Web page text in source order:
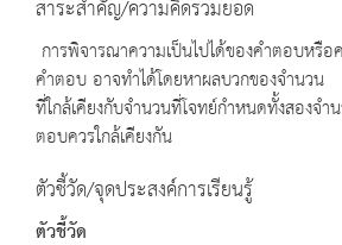
สาระสำคัญ/ความคิดรวมยอด
การพิจารณาความเป็นไปได้ของคำตอบหรื
คำตอบ อาจทำได้โดยหาผลบวกของจำนวน
ที่ใกล้เคียงกับจำนวนที่โจทย์กำหนดทั้งสองจ
ตอบควรใกล้เคียงกัน
ตัวชี้วัด/จุดประสงค์การเรียนรู้
ตัวชี้วัด